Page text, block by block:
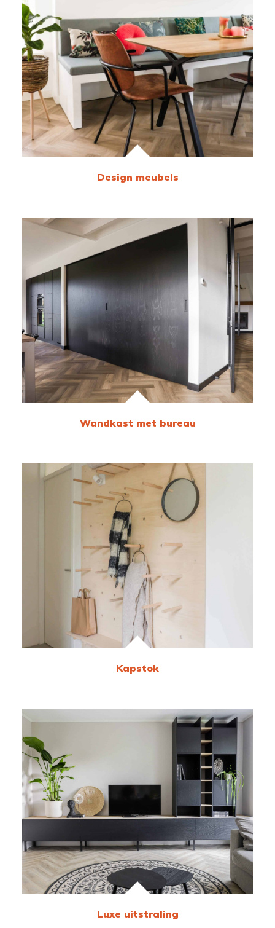
Design meubels
Wandkast met bureau
Kapstok
Luxe uitstraling